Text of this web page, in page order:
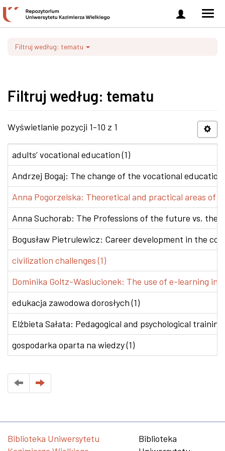
Zaloguj
się
Filtruj według: tematu
Filtruj według: tematu
Wyświetlanie pozycji 1-10 z 1
adults’ vocational education (1)
Andrzej Bogaj: The change of the vocational
Anna Pogorzelska: Theoretical and practical areas of
Anna Suchorab: The Professions of the future vs. the
Bogusław Pietrulewicz: Career development in the
civilization challenges (1)
Dominika Goltz-Wasiucionek: The use of e-learning in
edukacja zawodowa dorosłych (1)
Elżbieta Sałata: Pedagogical and psychological
gospodarka oparta na wiedzy (1)
Biblioteka Uniwersytetu
Biblioteka